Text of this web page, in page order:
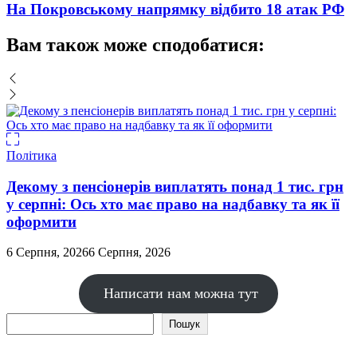
На Покровському напрямку відбито 18 атак РФ
Вам також може сподобатися:
Політика
Декому з пенсіонерів виплатять понад 1 тис. грн
у серпні: Ось хто має право на надбавку та як її
оформити
6 Серпня, 20266 Серпня, 2026
Написати нам можна тут
Пошук